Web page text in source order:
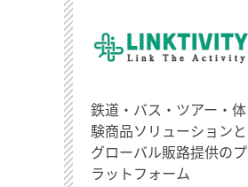
鉄道・バス・ツアー・体
験商品ソリューションと
グローバル販路提供のプ
ラットフォーム